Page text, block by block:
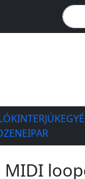
INTERJÚK
ZENEIPAR